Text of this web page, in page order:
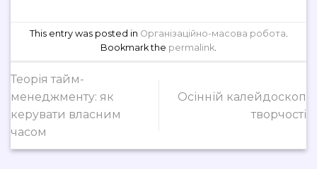
This entry was posted in Організаційно-масова робота.
Bookmark the permalink.
Теорія тайм-
менеджменту: як
керувати власним
часом
Осінній калейдоскоп
творчості